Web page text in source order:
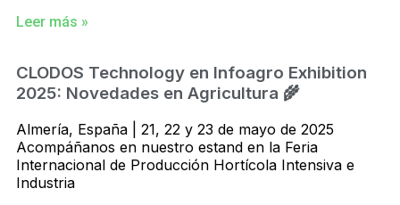
Leer más »
CLODOS Technology en Infoagro Exhibition
2025: Novedades en Agricultura 🌾
Almería, España | 21, 22 y 23 de mayo de 2025
Acompáñanos en nuestro estand en la Feria
Internacional de Producción Hortícola Intensiva e
Industria